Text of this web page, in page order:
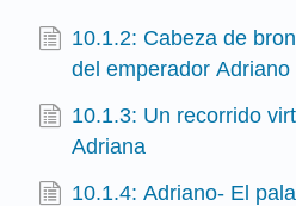
10.1.2: Cabeza de
del emperador Adriano
10.1.3: Un recorrido
Adriana
10.1.4: Adriano- El